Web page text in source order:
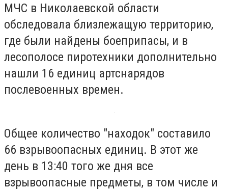
МЧС в Николаевской области
обследовала близлежащую территорию,
где были найдены боеприпасы, и в
лесополосе пиротехники дополнительно
нашли 16 единиц артснарядов
послевоенных времен.
Общее количество "находок" составило
66 взрывоопасных единиц. В этот же
день в 13:40 того же дня все
взрывоопасные предметы, в том числе и